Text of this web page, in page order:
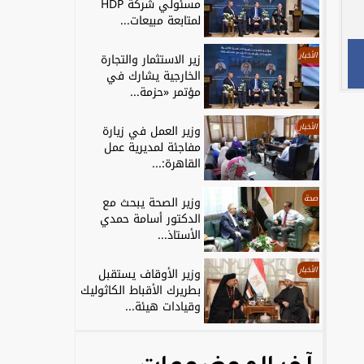
مسئولي شركة HDP
لمتابعة مبيعات...
الأخبار زير الاستثمار والتجارة
الخارجية يشارك في
مؤتمر «حزمة...
الأخبار وزير العمل في زيارة
مفاجئة لمديرية عمل
القاهرة:...
صحة وزير الصحة يبحث مع
الدكتور أسامة حمدي
الأستاذ...
الأخبار وزير الأوقاف يستقبل
بطريرك الأقباط الكاثوليك
وقيادات هيئة...